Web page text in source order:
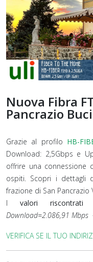
Nuova Fibra
Pancrazio
Grazie al profilo HB-
Download: 2,5Gbps e
offrire una connessione
ospiti. Scopri i dettagli
frazione di San
I valori riscontrati
Download=2.086,91
VERIFICA SE IL TUO